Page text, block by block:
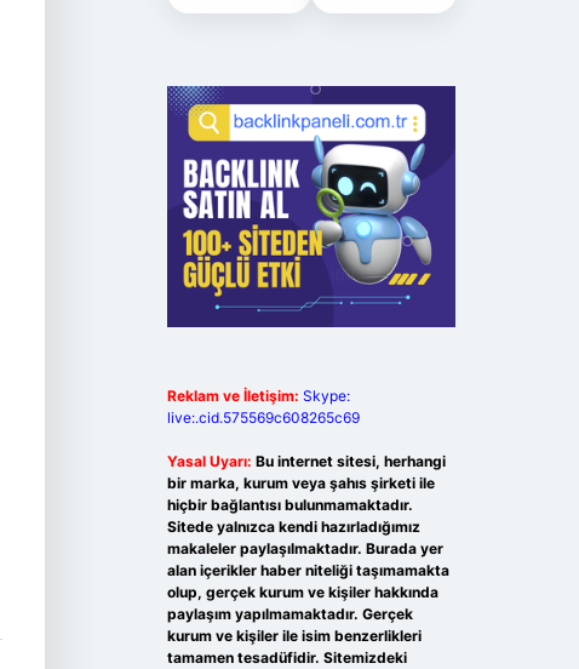
Reklam ve İletişim: Skype:
live:.cid.575569c608265c69
Yasal Uyarı: Bu internet sitesi, herhangi
bir marka, kurum veya şahıs şirketi ile
hiçbir bağlantısı bulunmamaktadır.
Sitede yalnızca kendi hazırladığımız
makaleler paylaşılmaktadır. Burada yer
alan içerikler haber niteliği taşımamakta
olup, gerçek kurum ve kişiler hakkında
paylaşım yapılmamaktadır. Gerçek
kurum ve kişiler ile isim benzerlikleri
tamamen tesadüfidir. Sitemizdeki